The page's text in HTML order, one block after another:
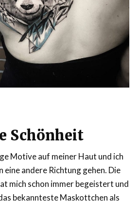
Schönheit
Motive auf meiner Haut und ich
eine andere Richtung gehen. Die
mich schon immer begeistert und
bekannteste Maskottchen als